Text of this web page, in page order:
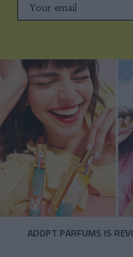
ADOPT PARFUMS IS